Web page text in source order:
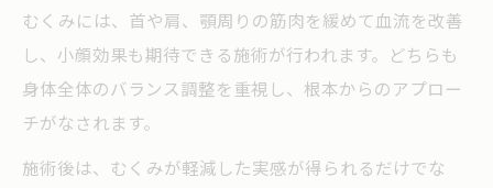
むくみには、首や肩、顎周りの筋肉を緩めて血流を改善
し、小顔効果も期待できる施術が行われます。どちらも
身体全体のバランス調整を重視し、根本からのアプロー
チがなされます。
施術後は、むくみが軽減した実感が得られるだけでな